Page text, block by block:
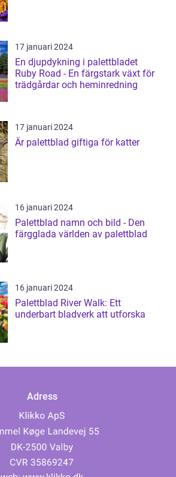
17 januari 2024
En djupdykning i palettbladet
Ruby Road - En färgstark växt för
trädgårdar och heminredning
17 januari 2024
Är palettblad giftiga för katter
16 januari 2024
Palettblad namn och bild - Den
färgglada världen av palettblad
16 januari 2024
Palettblad River Walk: Ett
underbart bladverk att utforska
Adress